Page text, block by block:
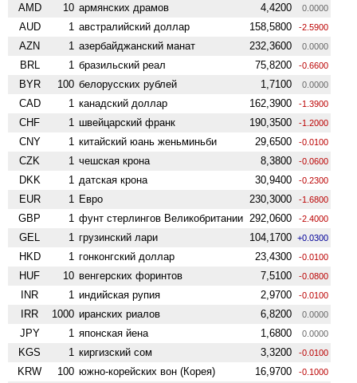
AMD 10 армянских драмов 4,4200 0.0000
AUD 1 австралийский доллар 158,5800 -2.5900
AZN 1 азербайджанский манат 232,3600 0.0000
BRL 1 бразильский реал 75,8200 -0.6600
BYR 100 белорусских рублей 1,7100 0.0000
CAD 1 канадский доллар 162,3900 -1.3900
CHF 1 швейцарский франк 190,3500 -1.2000
CNY 1 китайский юань женьминьби 29,6500 -0.0100
CZK 1 чешская крона 8,3800 -0.0600
DKK 1 датская крона 30,9400 -0.2300
EUR 1 Евро 230,3000 -1.6800
GBP 1 фунт стерлингов Велико­британии 292,0600 -2.4000
GEL 1 грузинский лари 104,1700 +0.0300
HKD 1 гонконгский доллар 23,4300 -0.0100
HUF 10 венгерских форинтов 7,5100 -0.0800
INR 1 индийская рупия 2,9700 -0.0100
IRR 1000 иранских риалов 6,8200 0.0000
JPY 1 японская йена 1,6800 0.0000
KGS 1 киргизский сом 3,3200 -0.0100
KRW 100 южно-корейских вон (Корея) 16,9700 -0.1000